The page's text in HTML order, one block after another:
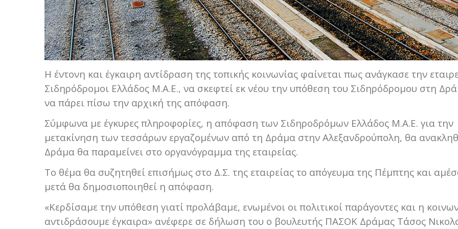
Η έντονη και έγκαιρη αντίδραση της τοπικής κοινωνίας φαίνεται πως ανάγκασε την
Σιδηρόδρομοι Ελλάδος Μ.Α.Ε., να σκεφτεί εκ νέου την υπόθεση του Σιδηρόδρομου στη
να πάρει πίσω την αρχική της απόφαση.
Σύμφωνα με έγκυρες πληροφορίες, η απόφαση των Σιδηροδρόμων Ελλάδος Μ.Α.Ε. για την
μετακίνηση των τεσσάρων εργαζομένων από τη Δράμα στην Αλεξανδρούπολη, θα
Δράμα θα παραμείνει στο οργανόγραμμα της εταιρείας.
Το θέμα θα συζητηθεί επισήμως στο Δ.Σ. της εταιρείας το απόγευμα της Πέμπτης και
μετά θα δημοσιοποιηθεί η απόφαση.
«Κερδίσαμε την υπόθεση γιατί προλάβαμε, ενωμένοι οι πολιτικοί παράγοντες και η
αντιδράσουμε έγκαιρα» ανέφερε σε δήλωση του ο βουλευτής ΠΑΣΟΚ Δράμας Τάσος